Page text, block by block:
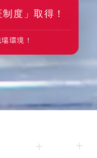
度」取得！
環境！